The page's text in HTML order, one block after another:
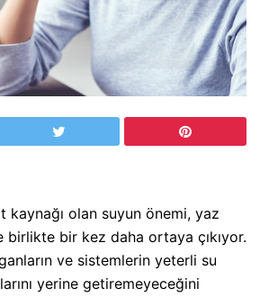
kaynağı olan suyun önemi, yaz
birlikte bir kez daha ortaya çıkıyor.
ve sistemlerin yeterli su
yerine getiremeyeceğini